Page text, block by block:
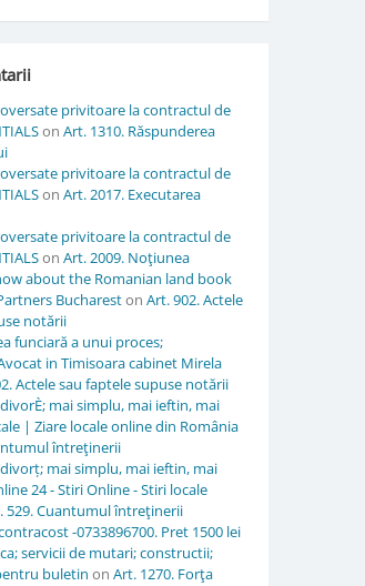
privitoare la contractul de
on Art. 1310. Răspunderea
privitoare la contractul de
on Art. 2017. Executarea
privitoare la contractul de
on Art. 2009. Noţiunea
about the Romanian land book
Buchareston Art. 902. Actele
notării
funciară a unui proces;
in Timisoara cabinet Mirela
Actele sau faptele supuse notării
mai simplu, mai ieftin, mai
| Ziare locale online din România
întreţinerii
mai simplu, mai ieftin, mai
24 - Stiri Online - Stiri locale
529. Cuantumul întreţinerii
-0733896700. Pret 1500 lei
servicii de mutari; constructii;
buletin on Art. 1270. Forţa